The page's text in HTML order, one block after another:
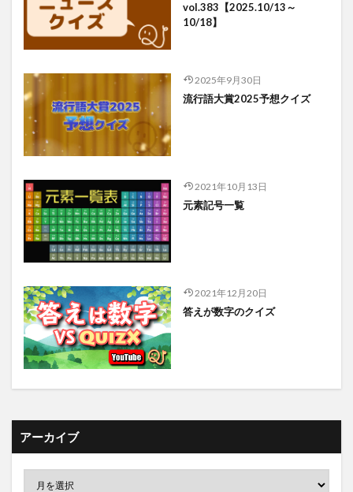
vol.383【2025.10/13～
10/18】
2025年9月30日
流行語大賞2025予想クイズ
2021年10月13日
元素記号一覧
2021年12月20日
答えが数字のクイズ
アーカイブ